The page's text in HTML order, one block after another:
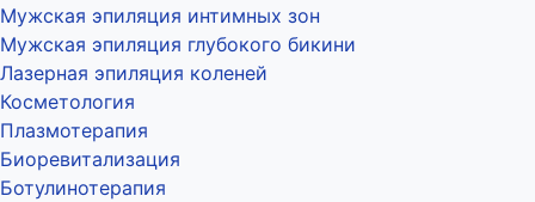
Мужская эпиляция интимных зон
Мужская эпиляция глубокого бикини
Лазерная эпиляция коленей
Косметология
Плазмотерапия
Биоревитализация
Ботулинотерапия